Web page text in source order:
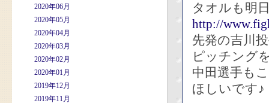
2020年06月
2020年05月
2020年04月
2020年03月
2020年02月
2020年01月
2019年12月
2019年11月
タオルも明
http://
先発の吉川
ピッチング
中田選手も
ほしいです♪